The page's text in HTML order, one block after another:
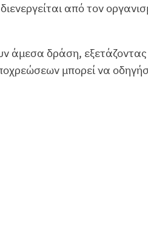
από τον
δράση, εξετάζοντας
μπορεί να